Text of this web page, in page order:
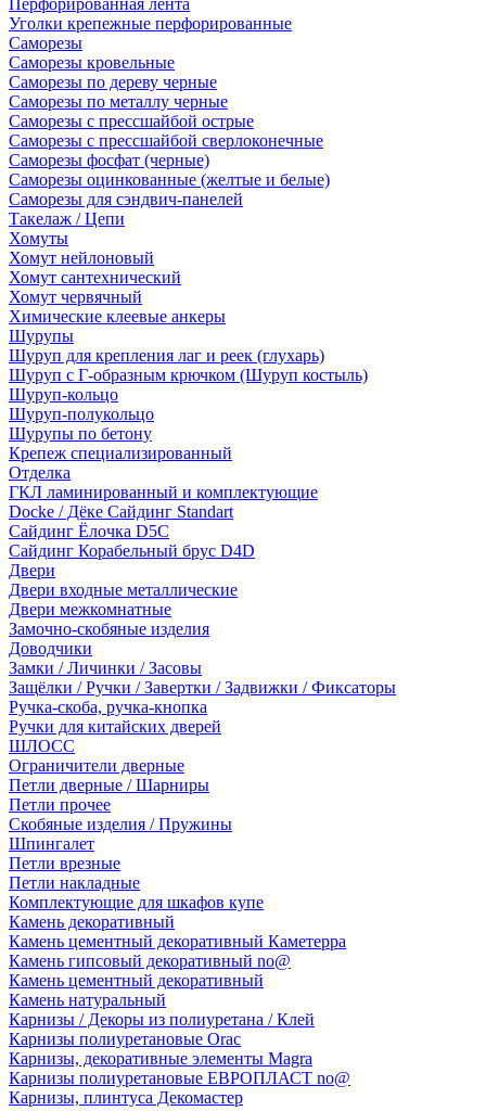
Перфорированная лента
Уголки крепежные перфорированные
Саморезы
Саморезы кровельные
Саморезы по дереву черные
Саморезы по металлу черные
Саморезы с прессшайбой острые
Саморезы с прессшайбой сверлоконечные
Саморезы фосфат (черные)
Саморезы оцинкованные (желтые и белые)
Саморезы для сэндвич-панелей
Такелаж / Цепи
Хомуты
Хомут нейлоновый
Хомут сантехнический
Хомут червячный
Химические клеевые анкеры
Шурупы
Шуруп для крепления лаг и реек (глухарь)
Шуруп с Г-образным крючком (Шуруп костыль)
Шуруп-кольцо
Шуруп-полукольцо
Шурупы по бетону
Крепеж специализированный
Отделка
ГКЛ ламинированный и комплектующие
Docke / Дёке Сайдинг Standart
Сайдинг Ёлочка D5C
Сайдинг Корабельный брус D4D
Двери
Двери входные металлические
Двери межкомнатные
Замочно-скобяные изделия
Доводчики
Замки / Личинки / Засовы
Защёлки / Ручки / Завертки / Задвижки / Фиксаторы
Ручка-скоба, ручка-кнопка
Ручки для китайских дверей
ШЛОСС
Ограничители дверные
Петли дверные / Шарниры
Петли прочее
Скобяные изделия / Пружины
Шпингалет
Петли врезные
Петли накладные
Комплектующие для шкафов купе
Камень декоративный
Камень цементный декоративный Каметерра
Камень гипсовый декоративный no@
Камень цементный декоративный
Камень натуральный
Карнизы / Декоры из полиуретана / Клей
Карнизы полиуретановые Orac
Карнизы, декоративные элементы Magra
Карнизы полиуретановые ЕВРОПЛАСТ no@
Карнизы, плинтуса Декомастер